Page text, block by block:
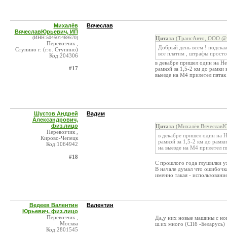
Михалёв
ВячеславЮрьевич, ИП
(ИНН:504501469570)
Перевозчик ,
Ступино г. (г.о. Ступино)
Код:204306
#17
Вячеслав
Цитата (ТрансАвто, ООО
Добрый день всем !
все платим , штрафы
в декабре пришел один на
рамкой за 1,5-2 км до рамки
выезде на М4 прилетел пятак
Шустов Андрей
Александрович,
физ.лицо
Перевозчик ,
Кирово-Чепецк
Код:1064942
#18
Вадим
Цитата (Михалёв
в декабре пришел один на
рамкой за 1,5-2 км до
на выезде на М4 прилетел
С прошлого года глушилки
В начале думал что
именно такая -
Ведеев Валентин
Юрьевич, физ.лицо
Перевозчик ,
Москва
Код:2801545
Валентин
Да,у них новые машины с
ш.их много (СПб -Беларусь)